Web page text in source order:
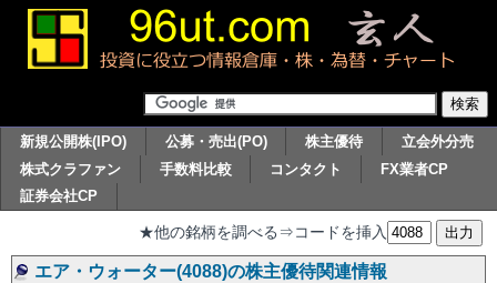
新規公開株(IPO) 公募・売出(PO) 株主優待
立会外分売
株式クラファン
手数料比較 コンタクト
FX業者CP
証券会社CP
★他の銘柄を調べる⇒コードを挿入
エア・ウォーター(4088)の株主優待関連情報